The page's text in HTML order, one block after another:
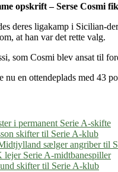
opskrift – Serse Cosmi
deres ligakamp i Sicilian-
at han var det rette valg.
som Cosmi blev ansat til
nu en ottendeplads med 43
i permanent Serie A-skifte
skifter til Serie A-klub
sælger angriber til
Serie A-midtbanespiller
skifter til Serie A-klub